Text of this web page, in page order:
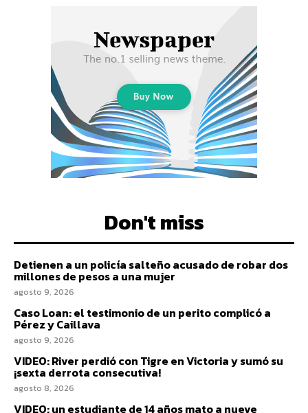
Don't miss
Detienen a un policía salteño acusado de robar dos
millones de pesos a una mujer
agosto 9, 2026
Caso Loan: el testimonio de un perito complicó a
Pérez y Caillava
agosto 9, 2026
VIDEO: River perdió con Tigre en Victoria y sumó su
¡sexta derrota consecutiva!
agosto 8, 2026
VIDEO: un estudiante de 14 años mato a nueve